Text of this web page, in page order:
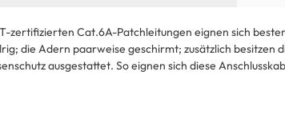
zertifizierten Cat.6A-Patchleitungen eignen sich
die Adern paarweise geschirmt; zusätzlich
ausgestattet. So eignen sich diese